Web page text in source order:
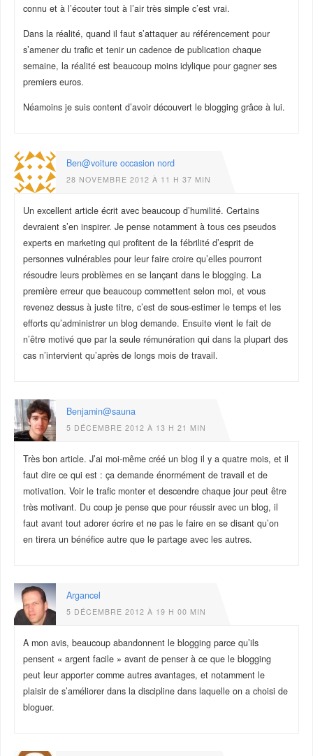
connu et à l’écouter tout à l’air très simple c’est vrai.
Dans la réalité, quand il faut s’attaquer au référencement pour
s’amener du trafic et tenir un cadence de publication chaque
semaine, la réalité est beaucoup moins idylique pour gagner ses
premiers euros.
Néamoins je suis content d’avoir découvert le blogging grâce à lui.
Ben@voiture occasion nord
28 NOVEMBRE 2012 À 11 H 37 MIN
Un excellent article écrit avec beaucoup d’humilité. Certains
devraient s’en inspirer. Je pense notamment à tous ces pseudos
experts en marketing qui profitent de la fébrilité d’esprit de
personnes vulnérables pour leur faire croire qu’elles pourront
résoudre leurs problèmes en se lançant dans le blogging. La
première erreur que beaucoup commettent selon moi, et vous
revenez dessus à juste titre, c’est de sous-estimer le temps et les
efforts qu’administrer un blog demande. Ensuite vient le fait de
n’être motivé que par la seule rémunération qui dans la plupart des
cas n’intervient qu’après de longs mois de travail.
Benjamin@sauna
5 DÉCEMBRE 2012 À 13 H 21 MIN
Très bon article. J’ai moi-même créé un blog il y a quatre mois, et il
faut dire ce qui est : ça demande énormément de travail et de
motivation. Voir le trafic monter et descendre chaque jour peut être
très motivant. Du coup je pense que pour réussir avec un blog, il
faut avant tout adorer écrire et ne pas le faire en se disant qu’on
en tirera un bénéfice autre que le partage avec les autres.
Argancel
5 DÉCEMBRE 2012 À 19 H 00 MIN
A mon avis, beaucoup abandonnent le blogging parce qu’ils
pensent « argent facile » avant de penser à ce que le blogging
peut leur apporter comme autres avantages, et notamment le
plaisir de s’améliorer dans la discipline dans laquelle on a choisi de
bloguer.